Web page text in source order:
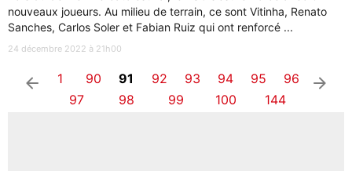
nouveaux joueurs. Au milieu de terrain, ce sont Vitinha, Renato
Sanches, Carlos Soler et Fabian Ruiz qui ont renforcé ...
24 décembre 2022 à 21h00
arrow_left 1 90 91 92 93 94 95
96
97
98 99 100 144
arrow_right